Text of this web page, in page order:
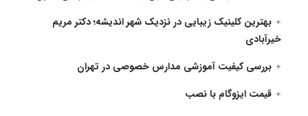
بهترین کلینیک زیبایی در نزدیک شهر اندیشه؛ دکتر مریم
خیرآبادی
بررسی کیفیت آموزشی مدارس خصوصی در تهران
قیمت ایزوگام با نصب